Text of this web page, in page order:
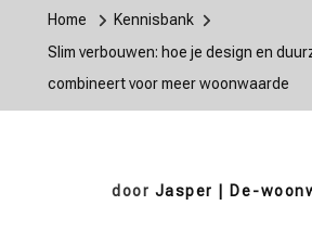
Home
Kennisbank
Slim verbouwen: hoe je design en
combineert voor meer woonwaarde
door Jasper | De-